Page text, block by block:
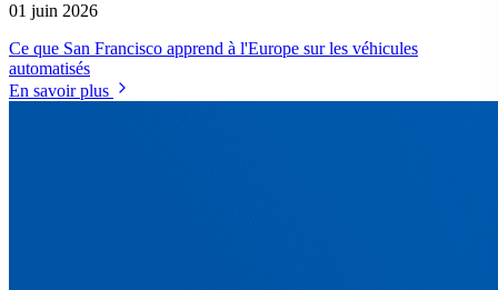
01 juin 2026
Ce que San Francisco apprend à l'Europe sur les véhicules
automatisés
En savoir plus